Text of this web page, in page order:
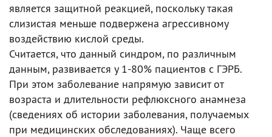
является защитной реакцией, поскольку такая
слизистая меньше подвержена агрессивному
воздействию кислой среды.
Считается, что данный синдром, по различным
данным, развивается у 1-80% пациентов с ГЭРБ.
При этом заболевание напрямую зависит от
возраста и длительности рефлюксного анамнеза
(сведениях об истории заболевания, получаемых
при медицинских обследованиях). Чаще всего